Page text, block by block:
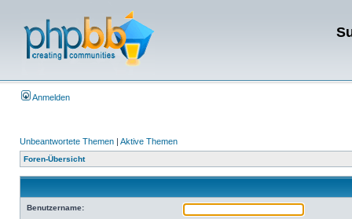
Anmelden
Unbeantwortete Themen | Aktive Themen
Foren-Übersicht
Benutzername: